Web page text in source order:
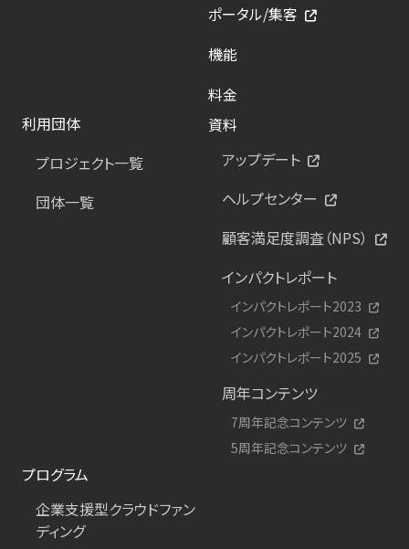
ポータル/集客
機能
料金
利用団体
プロジェクト一覧
団体一覧
資料
アップデート
ヘルプセンター
顧客満足度調査（NPS）
インパクトレポート
インパクトレポート2023
インパクトレポート2024
インパクトレポート2025
周年コンテンツ
7周年記念コンテンツ
5周年記念コンテンツ
プログラム
企業支援型クラウドファン
ディング